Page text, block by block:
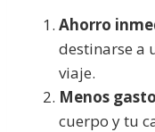
Ahorro
destinarse a
viaje.
Menos
cuerpo y tu